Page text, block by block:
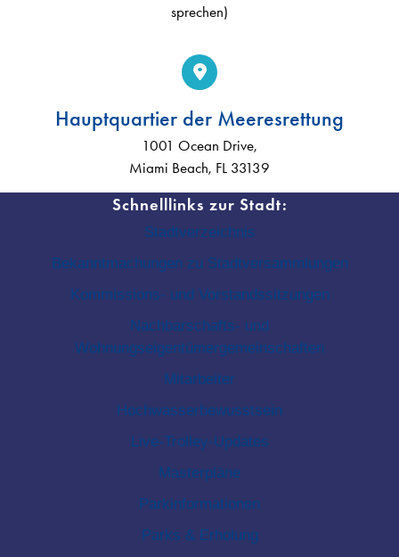
sprechen)
Hauptquartier der Meeresrettung
1001 Ocean Drive,
Miami Beach, FL 33139
Schnelllinks zur Stadt:
Stadtverzeichnis
Bekanntmachungen zu Stadtversammlungen
Kommissions- und Vorstandssitzungen
Nachbarschafts- und
Wohnungseigentümergemeinschaften
Mitarbeiter
Hochwasserbewusstsein
Live-Trolley-Updates
Masterpläne
Parkinformationen
Parks & Erholung